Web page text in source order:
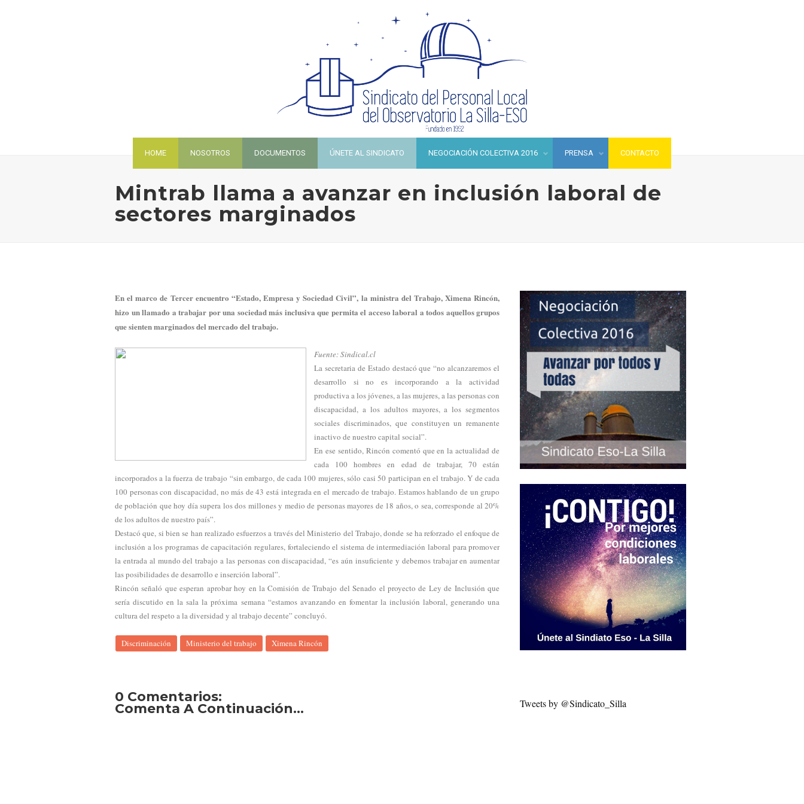
HOME NOSOTROS DOCUMENTOS ÚNETE AL SINDICATO NEGOCIACIÓN COLECTIVA 2016 PRENSA CONTACTO
Mintrab llama a avanzar en inclusión laboral de
sectores marginados
En el marco de Tercer encuentro “Estado, Empresa y Sociedad Civil”, la ministra del Trabajo, Ximena Rincón,
hizo un llamado a trabajar por una sociedad más inclusiva que permita el acceso laboral a todos aquellos grupos
que sienten marginados del mercado del trabajo.
Fuente: Sindical.cl
La secretaria de Estado destacó que “no alcanzaremos el
desarrollo si no es incorporando a la actividad
productiva a los jóvenes, a las mujeres, a las personas con
discapacidad, a los adultos mayores, a los segmentos
sociales discriminados, que constituyen un remanente
inactivo de nuestro capital social”.
En ese sentido, Rincón comentó que en la actualidad de
cada 100 hombres en edad de trabajar, 70 están
incorporados a la fuerza de trabajo “sin embargo, de cada 100 mujeres, sólo casi 50 participan en el trabajo. Y de cada
100 personas con discapacidad, no más de 43 está integrada en el mercado de trabajo. Estamos hablando de un grupo
de población que hoy día supera los dos millones y medio de personas mayores de 18 años, o sea, corresponde al 20%
de los adultos de nuestro país”.
Destacó que, si bien se han realizado esfuerzos a través del Ministerio del Trabajo, donde se ha reforzado el enfoque de
inclusión a los programas de capacitación regulares, fortaleciendo el sistema de intermediación laboral para promover
la entrada al mundo del trabajo a las personas con discapacidad, “es aún insuficiente y debemos trabajar en aumentar
las posibilidades de desarrollo e inserción laboral”.
Rincón señaló que esperan aprobar hoy en la Comisión de Trabajo del Senado el proyecto de Ley de Inclusión que
sería discutido en la sala la próxima semana “estamos avanzando en fomentar la inclusión laboral, generando una
cultura del respeto a la diversidad y al trabajo decente” concluyó.
Discriminación Ministerio del trabajo Ximena Rincón
0 Comentarios:
Comenta A Continuación... Tweets by @Sindicato_Silla